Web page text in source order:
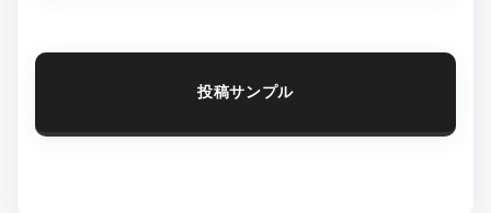
投稿サンプル